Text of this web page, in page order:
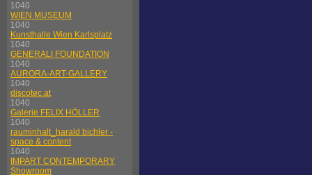
1040
WIEN MUSEUM
1040
Kunsthalle Wien Karlsplatz
1040
GENERALI FOUNDATION
1040
AURORA-ART-GALLERY
1040
discotec.at
1040
Galerie FELIX HÖLLER
1040
rauminhalt_harald bichler -
space & content
1040
IMPART CONTEMPORARY
Showroom